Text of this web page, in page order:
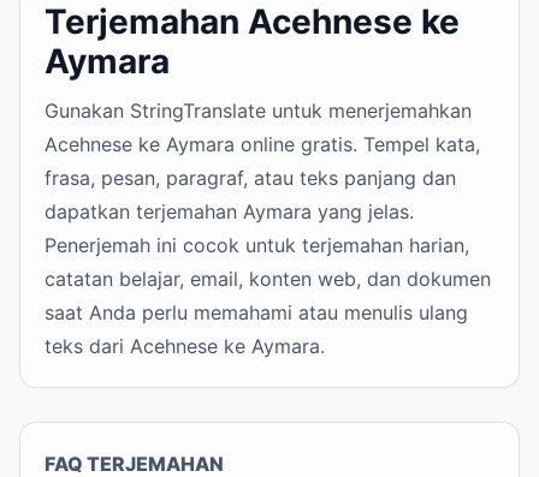
Terjemahan Acehnese ke
Aymara
Gunakan StringTranslate untuk menerjemahkan
Acehnese ke Aymara online gratis. Tempel kata,
frasa, pesan, paragraf, atau teks panjang dan
dapatkan terjemahan Aymara yang jelas.
Penerjemah ini cocok untuk terjemahan harian,
catatan belajar, email, konten web, dan dokumen
saat Anda perlu memahami atau menulis ulang
teks dari Acehnese ke Aymara.
FAQ TERJEMAHAN